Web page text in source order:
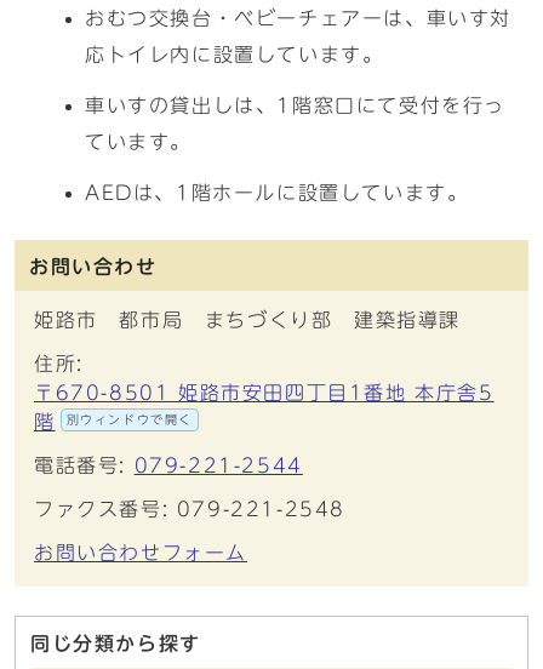
おむつ交換台・ベビーチェアーは、車いす対
応トイレ内に設置しています。
車いすの貸出しは、1階窓口にて受付を行っ
ています。
AEDは、1階ホールに設置しています。
お問い合わせ
姫路市 都市局 まちづくり部 建築指導課
住所:
〒670-8501 姫路市安田四丁目1番地 本庁舎5
階
別ウィンドウで開く
電話番号: 079-221-2544
ファクス番号: 079-221-2548
お問い合わせフォーム
同じ分類から探す